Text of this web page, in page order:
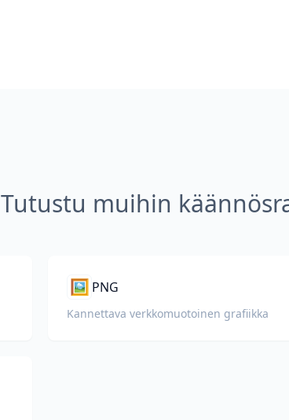
Tutustu muihin
🖼️ PNG
Kannettava verkkomuotoinen grafiikka